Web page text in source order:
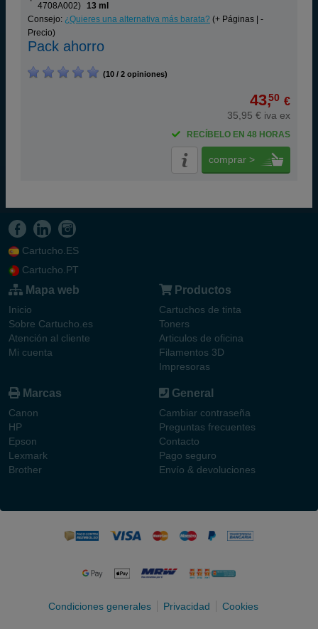
4708A002) 13 ml
Consejo: ¿Quieres una alternativa más barata? (+ Páginas | -
Precio)
Pack ahorro
(10 / 2 opiniones)
43,50 €
35,95 € iva ex
RECÍBELO EN 48 HORAS
comprar >
Cartucho.ES
Cartucho.PT
Mapa web
Inicio
Sobre Cartucho.es
Atención al cliente
Mi cuenta
Productos
Cartuchos de tinta
Toners
Articulos de oficina
Filamentos 3D
Impresoras
Marcas
Canon
HP
Epson
Lexmark
Brother
General
Cambiar contraseña
Preguntas frecuentes
Contacto
Pago seguro
Envío & devoluciones
Condiciones generales Privacidad Cookies